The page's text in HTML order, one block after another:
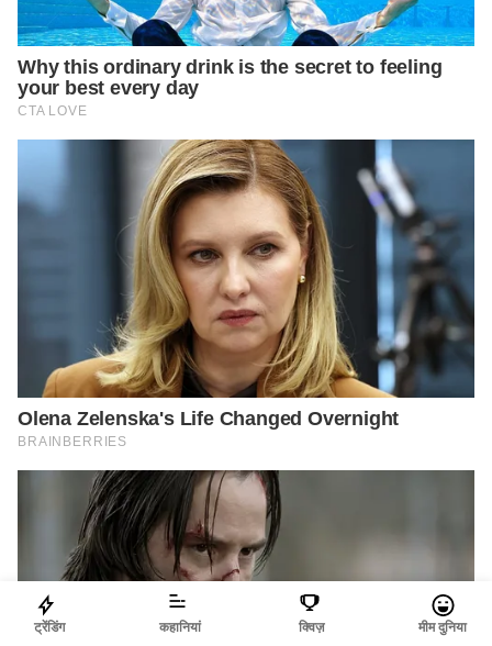
ट्रेंडिंग कहानियां क्विज़ मीम दुनिया